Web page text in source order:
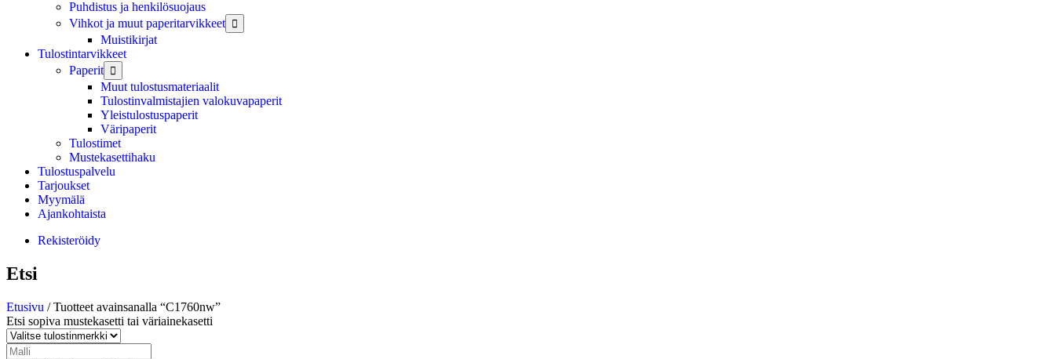
Puhdistus ja henkilösuojaus
Vihkot ja muut paperitarvikkeet

Muistikirjat
Tulostintarvikkeet
Paperit

Muut tulostusmateriaalit
Tulostinvalmistajien valokuvapaperit
Yleistulostuspaperit
Väripaperit
Tulostimet
Mustekasettihaku
Tulostuspalvelu
Tarjoukset
Myymälä
Ajankohtaista
Rekisteröidy
Etsi
Etusivu / Tuotteet avainsanalla “C1760nw”
Etsi sopiva mustekasetti tai väriainekasetti